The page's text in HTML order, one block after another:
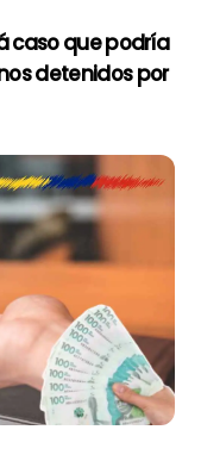
caso que podría
detenidos por